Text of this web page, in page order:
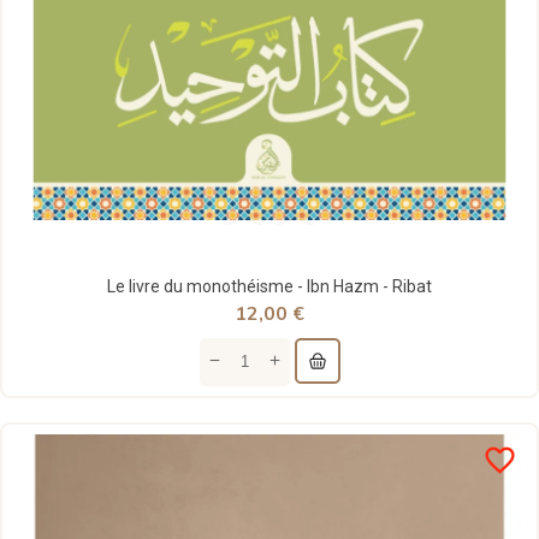
Le livre du monothéisme - Ibn Hazm - Ribat
12,00 €
favorite_border